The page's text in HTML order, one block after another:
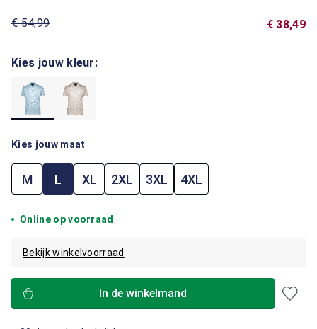
€ 54,99 € 38,49
Kies jouw kleur:
Kies jouw maat
M L XL 2XL 3XL 4XL
Online op voorraad
Bekijk winkelvoorraad
In de winkelmand